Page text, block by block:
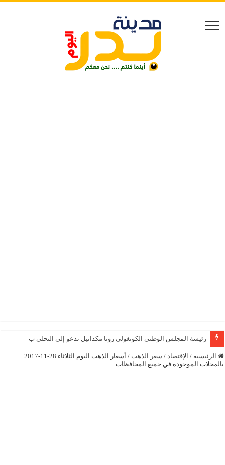
رئيسة المجلس الوطني الكونغولي رونا مكدانيل تدعو إلى التحلي بالصبر حتى يمكن
الرئيسية / الإقتصاد / سعر الذهب /
أسعار الذهب اليوم الثلاثاء 28-11-2017
بالمحلات الموجودة في جميع المحافظات